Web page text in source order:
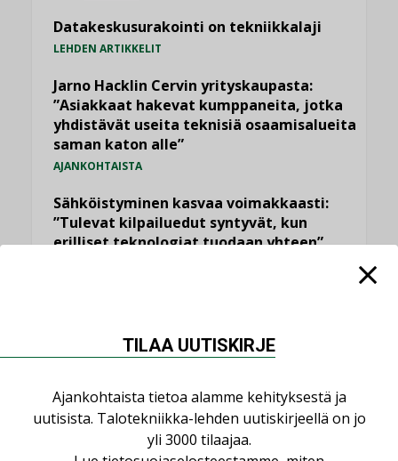
Datakeskusurakointi on tekniikkalaji
LEHDEN ARTIKKELIT
Jarno Hacklin Cervin yrityskaupasta:
”Asiakkaat hakevat kumppaneita, jotka
yhdistävät useita teknisiä osaamisalueita
saman katon alle”
AJANKOHTAISTA
Sähköistyminen kasvaa voimakkaasti:
”Tulevat kilpailuedut syntyvät, kun
erilliset teknologiat tuodaan yhteen”
Kaivamattomat menetelmät
LEHDEN ARTIKKELIT,TILAAJILLE
KATSO KAIKKI
TILAA UUTISKIRJE
Ajankohtaista tietoa alamme kehityksestä ja
uutisista. Talotekniikka-lehden uutiskirjeellä on jo
yli 3000 tilaajaa.